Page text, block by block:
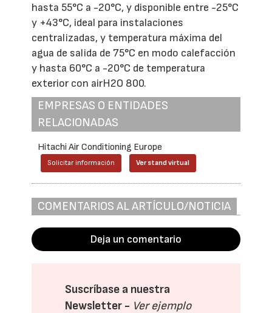
hasta 55°C a -20°C, y disponible entre -25°C
y +43°C, ideal para instalaciones
centralizadas, y temperatura máxima del
agua de salida de 75°C en modo calefacción
y hasta 60°C a -20°C de temperatura
exterior con airH2O 800.
EMPRESAS O ENTIDADES
RELACIONADAS
Hitachi Air Conditioning Europe
Solicitar información Ver stand virtual
COMENTARIOS AL ARTÍCULO/NOTICIA
Deja un comentario
Suscríbase a nuestra
Newsletter - Ver ejemplo